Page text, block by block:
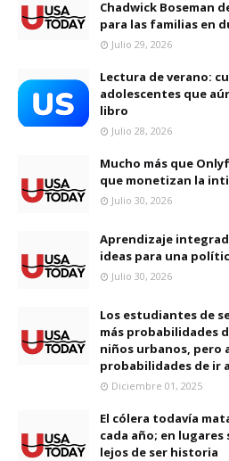
Chadwick Boseman
para las familias en
Julio 29, 2026
Lectura de verano:
adolescentes que
libro
Julio 28, 2026
Mucho más que
que monetizan la
Julio 30, 2026
Aprendizaje
ideas para una
Julio 30, 2026
Los estudiantes de
más probabilidades
niños urbanos, pero
probabilidades de ir
Diciembre 01, 2025
El cólera todavía
cada año; en
lejos de ser historia